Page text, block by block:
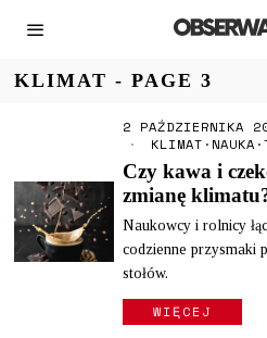
KLIMAT - PAGE 3
2 PAŹDZIERNIKA
KLIMAT · NAUKA ·
Czy kawa i
zmianę
Naukowcy i rolnicy
codzienne przysmaki
stołów.
WIĘCEJ